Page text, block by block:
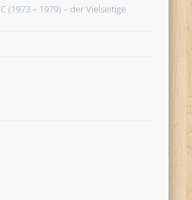
(1973 – 1979) – der Vielseitige